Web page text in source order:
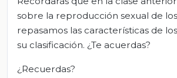
sobre la reproducción sexual de
repasamos las características de
su clasificación. ¿Te acuerdas?
¿Recuerdas?